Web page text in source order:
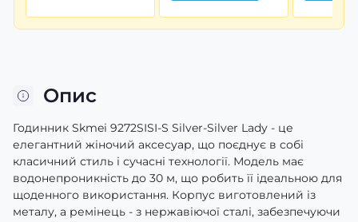
Опис
Годинник Skmei 9272SISI-S Silver-Silver Lady - це
елегантний жіночий аксесуар, що поєднує в собі
класичний стиль і сучасні технології. Модель має
водонепроникність до 30 м, що робить її ідеальною для
щоденного використання. Корпус виготовлений із
металу, а ремінець - з нержавіючої сталі, забезпечуючи